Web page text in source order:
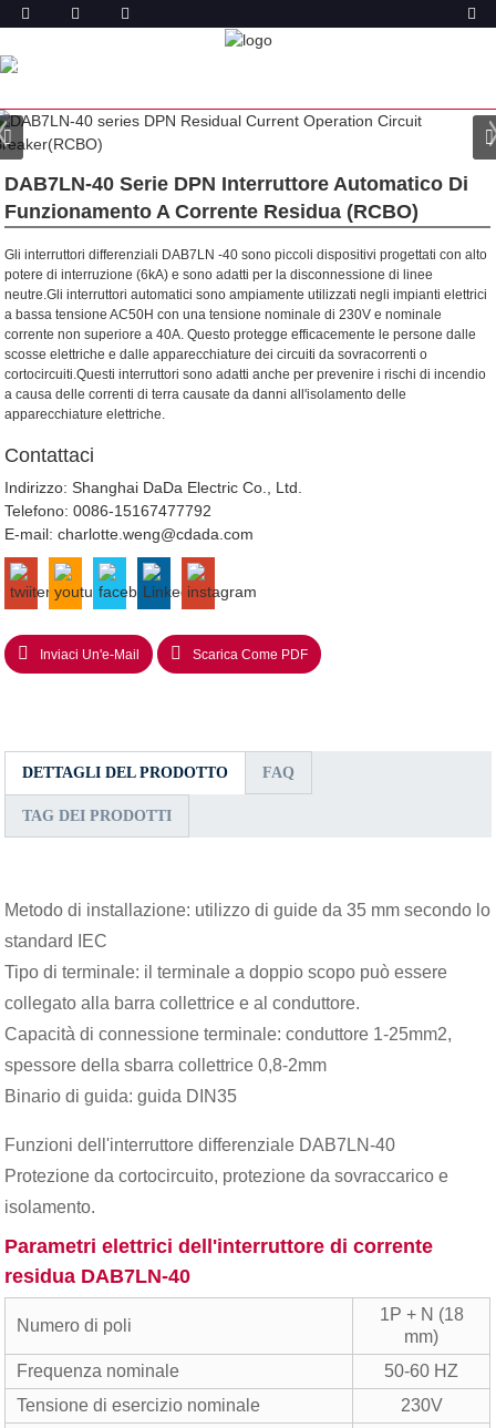
PRODOTTO
CASA
DAB7LN-40 Serie DPN Interruttore Automatico Di
Funzionamento A Corrente Residua (RCBO)
Gli interruttori differenziali DAB7LN -40 sono piccoli dispositivi progettati con alto
potere di interruzione (6kA) e sono adatti per la disconnessione di linee
neutre.Gli interruttori automatici sono ampiamente utilizzati negli impianti elettrici
a bassa tensione AC50H con una tensione nominale di 230V e nominale
corrente non superiore a 40A. Questo protegge efficacemente le persone dalle
scosse elettriche e dalle apparecchiature dei circuiti da sovracorrenti o
cortocircuiti.Questi interruttori sono adatti anche per prevenire i rischi di incendio
a causa delle correnti di terra causate da danni all'isolamento delle
apparecchiature elettriche.
Contattaci
Indirizzo: Shanghai DaDa Electric Co., Ltd.
Telefono:0086-15167477792
E-mail:charlotte.weng@cdada.com
Inviaci Un'e-Mail Scarica Come PDF
DETTAGLI DEL PRODOTTO FAQ
TAG DEI PRODOTTI
Metodo di installazione: utilizzo di guide da 35 mm secondo lo
standard IEC
Tipo di terminale: il terminale a doppio scopo può essere
collegato alla barra collettrice e al conduttore.
Capacità di connessione terminale: conduttore 1-25mm2,
spessore della sbarra collettrice 0,8-2mm
Binario di guida: guida DIN35
Funzioni dell'interruttore differenziale DAB7LN-40
Protezione da cortocircuito, protezione da sovraccarico e
isolamento.
Parametri elettrici dell'interruttore di corrente
residua DAB7LN-40
Numero di poli
1P + N (18
mm)
Frequenza nominale
50-60 HZ
Tensione di esercizio nominale
230V